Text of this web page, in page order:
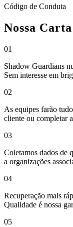
Código de Conduta
Nossa Carta
01
Shadow Guardians
Sem interesse em
02
As equipes farão
cliente ou completar
03
Coletamos dados de
a organizações
04
Recuperação mais
Qualidade é nossa
05